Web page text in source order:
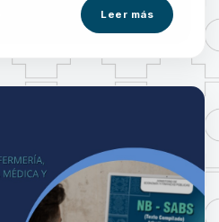
Leer más